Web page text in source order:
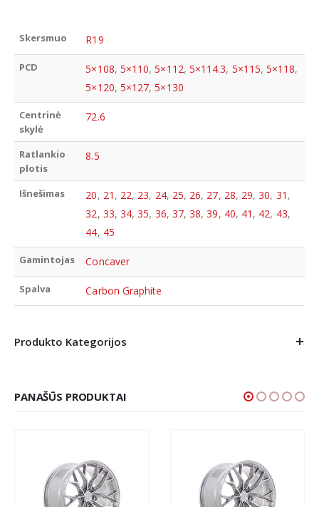
Skersmuo R19
PCD 5×108, 5×110,5×112, 5×114.3, 5×115,5×118,
5×120, 5×127,5×130
Centrinė
skylė
72.6
Ratlankio
plotis
8.5
Išnešimas 20, 21 , 22, 23, 24, 25, 26, 27, 28, 29,30, 31 ,
32, 33, 34,35, 36, 37,38,39, 40, 41 , 42, 43,
44, 45
Gamintojas Concaver
Spalva Carbon Graphite
Produkto Kategorijos
PANAŠŪS PRODUKTAI